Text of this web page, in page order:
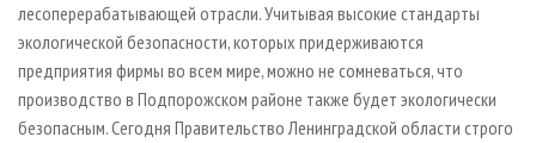
лесоперерабатывающей отрасли. Учитывая высокие стандарты
экологической безопасности, которых придерживаются
предприятия фирмы во всем мире, можно не сомневаться, что
производство в Подпорожском районе также будет экологически
безопасным. Сегодня Правительство Ленинградской области строго